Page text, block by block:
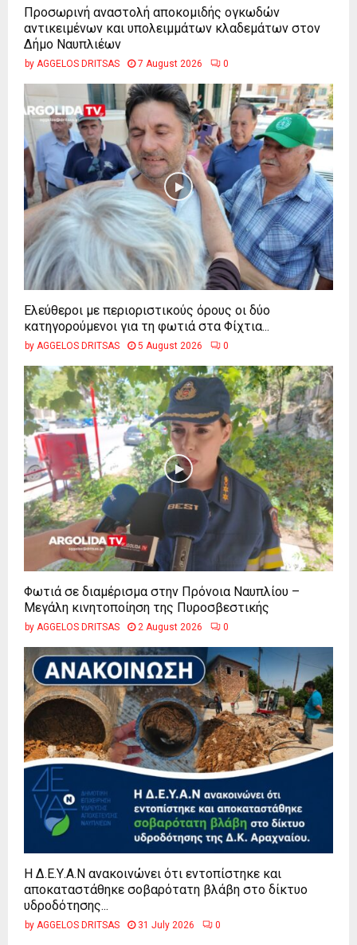
Προσωρινή αναστολή αποκομιδής ογκωδών
αντικειμένων και υπολειμμάτων κλαδεμάτων στον
Δήμο Ναυπλιέων
by AGGELOS DRITSAS 7 August 2026 0
Ελεύθεροι με περιοριστικούς όρους οι δύο
κατηγορούμενοι για τη φωτιά στα Φίχτια...
by AGGELOS DRITSAS 5 August 2026 0
Φωτιά σε διαμέρισμα στην Πρόνοια Ναυπλίου –
Μεγάλη κινητοποίηση της Πυροσβεστικής
by AGGELOS DRITSAS 2 August 2026 0
Η Δ.Ε.Υ.Α.Ν ανακοινώνει ότι εντοπίστηκε και
αποκαταστάθηκε σοβαρότατη βλάβη στο δίκτυο
υδροδότησης...
by AGGELOS DRITSAS 31 July 2026 0